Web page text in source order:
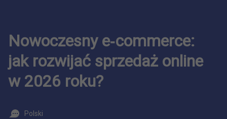
Nowoczesny e‑commerce:
jak rozwijać sprzedaż online
w 2026 roku?
Polski